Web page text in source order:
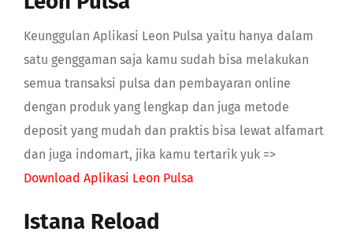
Keunggulan Aplikasi Leon Pulsa yaitu hanya dalam
satu genggaman saja kamu sudah bisa melakukan
semua transaksi pulsa dan pembayaran online
dengan produk yang lengkap dan juga metode
deposit yang mudah dan praktis bisa lewat alfamart
dan juga indomart, jika kamu tertarik yuk =>
Download Aplikasi Leon Pulsa
Istana Reload